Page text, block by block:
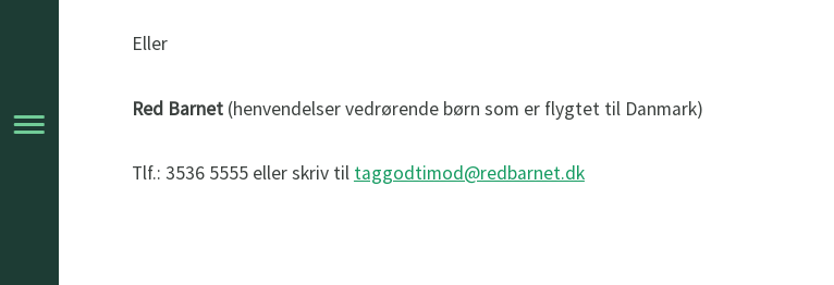
Eller
Red Barnet (henvendelser vedrørende børn som er flygtet til Danmark)
Tlf.: 3536 5555 eller skriv til taggodtimod@redbarnet.dk